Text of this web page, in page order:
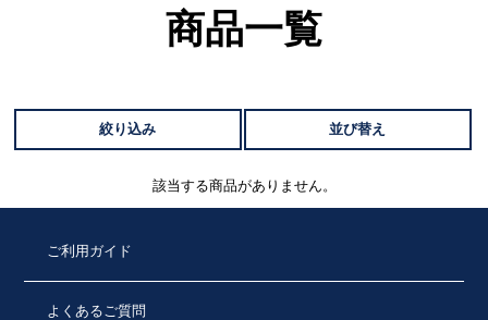
商品一覧
絞り込み 並び替え
該当する商品がありません。
ご利用ガイド
よくあるご質問